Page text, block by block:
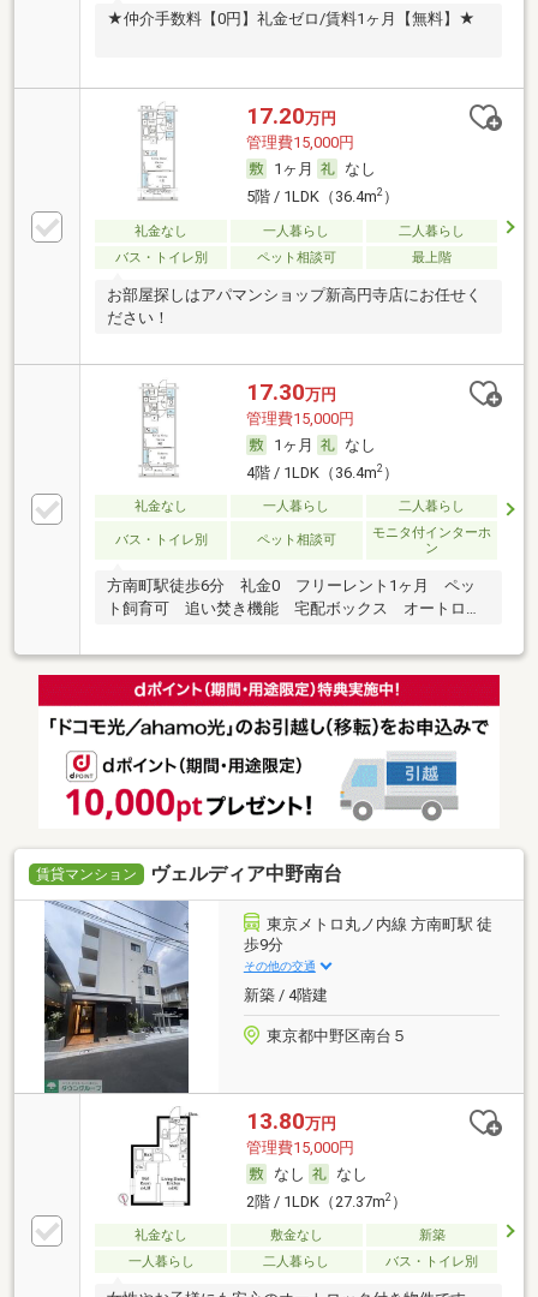
★仲介手数料【0円】礼金ゼロ/賃料1ヶ月【無料】★
17.20万円
管理費15,000円
1ヶ月
なし
5階 / 1LDK（36.4m2）
礼金なし 一人暮らし
二人暮らし
バス・トイレ別
ペット相談可 最上階
お部屋探しはアパマンショップ新高円寺店にお任せく
ださい！
17.30万円
管理費15,000円
1ヶ月
なし
4階 / 1LDK（36.4m2）
礼金なし 一人暮らし 二人暮らし
バス・トイレ別 ペット相談可
モニタ付インターホ
ン
方南町駅徒歩6分 礼金0 フリーレント1ヶ月 ペッ
ト飼育可 追い焚き機能 宅配ボックス オートロッ
賃貸マンション ヴェルディア中野南台
東京メトロ丸ノ内線 方南町駅 徒
歩9分
その他の交通
新築 / 4階建
東京都中野区南台５
13.80万円
管理費15,000円
なし
なし
2階 / 1LDK（27.37m2）
礼金なし 敷金なし
新築
一人暮らし
二人暮らし バス・トイレ別